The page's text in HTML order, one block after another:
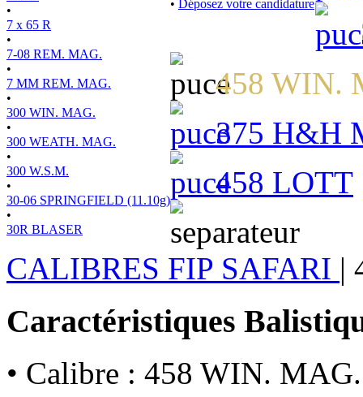
•
7 x 65 R
•
7-08 REM. MAG.
•
7 MM REM. MAG.
•
300 WIN. MAG.
•
300 WEATH. MAG.
•
300 W.S.M.
•
30-06 SPRINGFIELD (11.10g)
•
30R BLASER
• Déposez votre candidature
458 WIN.
375 H&H
458 LOTT
CALIBRES FIP SAFARI |
Caractéristiques
• Calibre : 458 WIN. MAG.